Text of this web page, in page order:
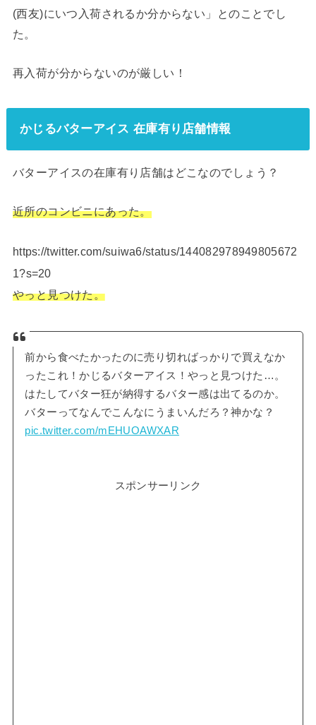
(西友)にいつ入荷されるか分からない」とのことでし
た。
再入荷が分からないのが厳しい！
かじるバターアイス 在庫有り店舗情報
バターアイスの在庫有り店舗はどこなのでしょう？
近所のコンビニにあった。
https://twitter.com/suiwa6/status/144082978949805672
1?s=20
やっと見つけた。
前から食べたかったのに売り切ればっかりで買えなか
ったこれ！かじるバターアイス！やっと見つけた…。
はたしてバター狂が納得するバター感は出てるのか。
バターってなんでこんなにうまいんだろ？神かな？
pic.twitter.com/mEHUOAWXAR
スポンサーリンク